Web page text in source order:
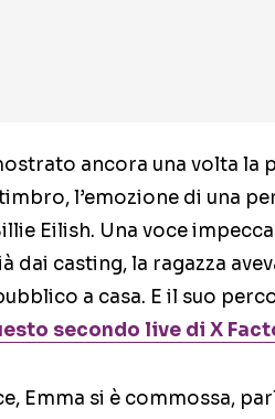
ancora una volta la
l’emozione di una
Eilish. Una voce
dai casting, la ragazza
a casa. E il suo
secondo live di X
Emma si è commossa,